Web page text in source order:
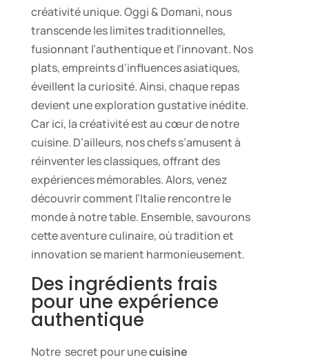
créativité unique. Oggi & Domani, nous
transcende les limites traditionnelles,
fusionnant l’authentique et l’innovant. Nos
plats, empreints d’influences asiatiques,
éveillent la curiosité. Ainsi, chaque repas
devient une exploration gustative inédite.
Car ici, la créativité est au cœur de notre
cuisine. D’ailleurs, nos chefs s’amusent à
réinventer les classiques, offrant des
expériences mémorables. Alors, venez
découvrir comment l’Italie rencontre le
monde à notre table. Ensemble, savourons
cette aventure culinaire, où tradition et
innovation se marient harmonieusement.
Des ingrédients frais
pour une expérience
authentique
Notre secret pour unecuisine